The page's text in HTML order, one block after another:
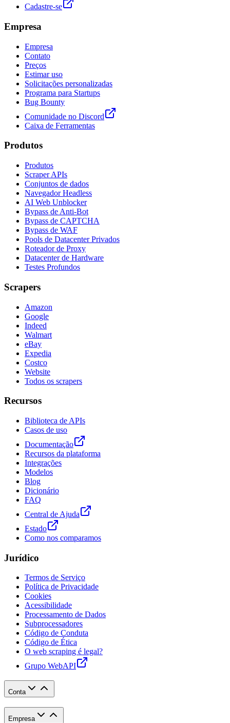
Cadastre-se
Empresa
Empresa
Contato
Preços
Estimar uso
Solicitações personalizadas
Programa para Startups
Bug Bounty
Comunidade no Discord
Caixa de Ferramentas
Produtos
Produtos
Scraper APIs
Conjuntos de dados
Navegador Headless
AI Web Unblocker
Bypass de Anti-Bot
Bypass de CAPTCHA
Bypass de WAF
Pools de Datacenter Privados
Roteador de Proxy
Datacenter de Hardware
Testes Profundos
Scrapers
Amazon
Google
Indeed
Walmart
eBay
Expedia
Costco
Website
Todos os scrapers
Recursos
Biblioteca de APIs
Casos de uso
Documentação
Recursos da plataforma
Integrações
Modelos
Blog
Dicionário
FAQ
Central de Ajuda
Estado
Como nos comparamos
Jurídico
Termos de Serviço
Política de Privacidade
Cookies
Acessibilidade
Processamento de Dados
Subprocessadores
Código de Conduta
Código de Ética
O web scraping é legal?
Grupo WebAPI
Conta
Empresa